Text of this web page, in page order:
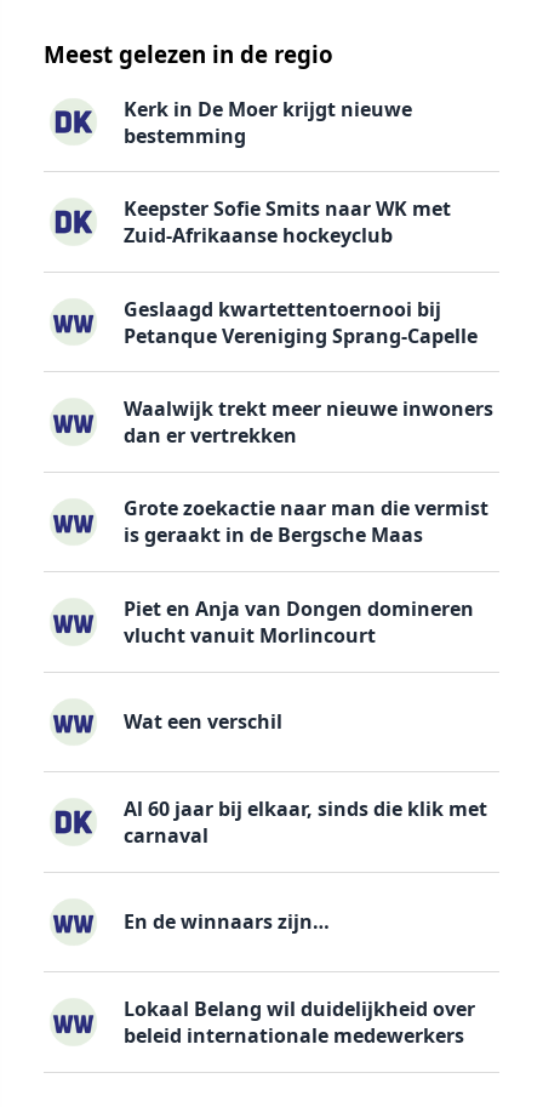
Meest gelezen in de regio
Kerk in De Moer krijgt nieuwe
bestemming
Keepster Sofie Smits naar WK met
Zuid-Afrikaanse hockeyclub
Geslaagd kwartettentoernooi bij
Petanque Vereniging Sprang-Capelle
Waalwijk trekt meer nieuwe inwoners
dan er vertrekken
Grote zoekactie naar man die vermist
is geraakt in de Bergsche Maas
Piet en Anja van Dongen domineren
vlucht vanuit Morlincourt
Wat een verschil
Al 60 jaar bij elkaar, sinds die klik met
carnaval
En de winnaars zijn…
Lokaal Belang wil duidelijkheid over
beleid internationale medewerkers